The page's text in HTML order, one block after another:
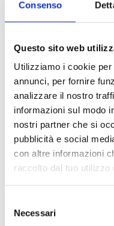
Consenso
Questo sito web
Utilizziamo i cookie
annunci, per fornire
analizzare il nostro
informazioni sul modo
nostri partner che si
pubblicità e social
con altre informazioni
raccolto dal tuo utilizzo
delNecessari
E-mail*
Professione
Provincia*
CAP